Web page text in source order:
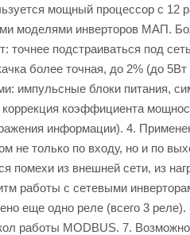
мощный процессор с 12
моделями инверторов МАП.
точнее подстраиваться под
более точная, до 2% (до
импульсные блоки питания,
коэффициента
информации). 4.
не только по входу, но и по
помехи из внешней сети, из
работы с сетевыми
еще одно реле (всего 3
работы MODBUS. 7.